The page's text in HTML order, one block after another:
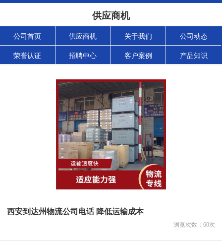
供应商机
公司首页 供应商机 关于我们 公司动态
荣誉认证 招聘中心 客户案例 产品知识
西安到达州物流公司电话 降低运输成本
浏览次数： 60次